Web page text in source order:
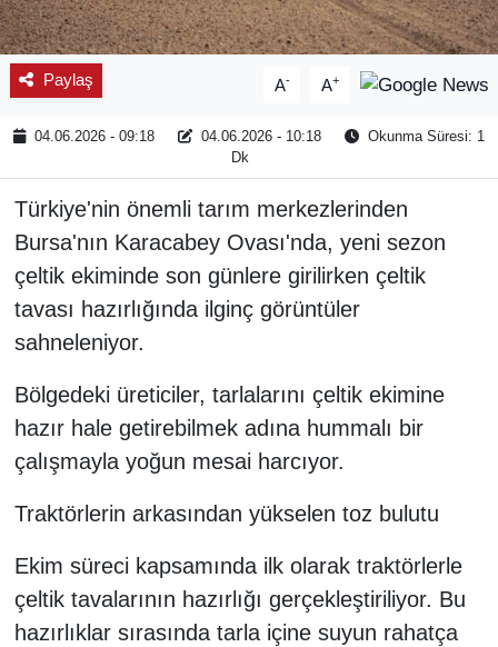
Paylaş A- A+
04.06.2026 - 09:18 04.06.2026 - 10:18
Okunma Süresi: 1
Dk
Türkiye'nin önemli tarım merkezlerinden
Bursa'nın Karacabey Ovası'nda, yeni sezon
çeltik ekiminde son günlere girilirken çeltik
tavası hazırlığında ilginç görüntüler
sahneleniyor.
Bölgedeki üreticiler, tarlalarını çeltik ekimine
hazır hale getirebilmek adına hummalı bir
çalışmayla yoğun mesai harcıyor.
Traktörlerin arkasından yükselen toz bulutu
Ekim süreci kapsamında ilk olarak traktörlerle
çeltik tavalarının hazırlığı gerçekleştiriliyor. Bu
hazırlıklar sırasında tarla içine suyun rahatça
KÜLTÜR SANAT
MAGAZİN